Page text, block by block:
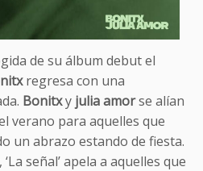
de su álbum debut el
regresa con una
Bonitxy julia amorse alían
verano para aquelles que
un abrazo estando de fiesta.
señal’ apela a aquelles que